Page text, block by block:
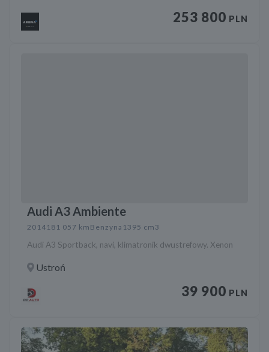
253 800 PLN
Audi A3 Ambiente
2014 181 057 km Benzyna 1395 cm3
Audi A3 Sportback, navi, klimatronik dwustrefowy. Xenon
Ustroń
39 900 PLN